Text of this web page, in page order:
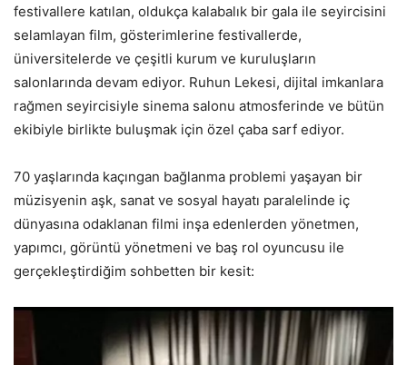
festivallere katılan, oldukça kalabalık bir gala ile seyircisini
selamlayan film, gösterimlerine festivallerde,
üniversitelerde ve çeşitli kurum ve kuruluşların
salonlarında devam ediyor. Ruhun Lekesi, dijital imkanlara
rağmen seyircisiyle sinema salonu atmosferinde ve bütün
ekibiyle birlikte buluşmak için özel çaba sarf ediyor.
70 yaşlarında kaçıngan bağlanma problemi yaşayan bir
müzisyenin aşk, sanat ve sosyal hayatı paralelinde iç
dünyasına odaklanan filmi inşa edenlerden yönetmen,
yapımcı, görüntü yönetmeni ve baş rol oyuncusu ile
gerçekleştirdiğim sohbetten bir kesit: